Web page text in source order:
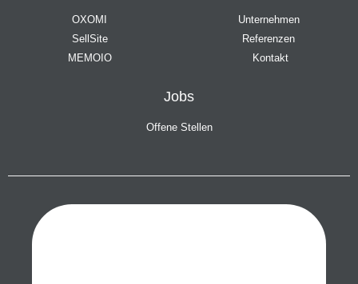
OXOMI
SellSite
MEMOIO
Unternehmen
Referenzen
Kontakt
Jobs
Offene Stellen